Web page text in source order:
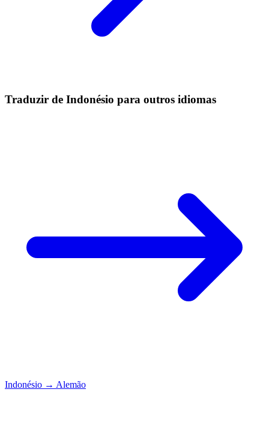
Traduzir de Indonésio para outros idiomas
Indonésio → Alemão